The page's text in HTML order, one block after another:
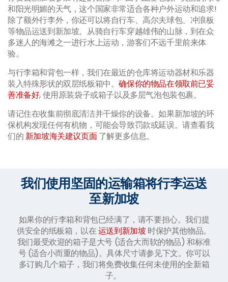
和阳光明媚的天气，这个国家非常适合各种户外运动和追求!
除了额外行李外，你还可以将自行车、高尔夫球包、冲浪板
等物品运送到新加坡。从骑自行车穿越雄伟的山脉，到在众
多迷人的海滩之一进行水上运动，游客们不远千里前来体
验。
与行李箱和背包一样，我们在最近的仓库将运动器材和乐器
装入特殊形状的双层纸板箱中。确保你的物品在领取前已妥
善准备好, 使用原装袋子或箱子以及多层气泡包装包裹。
请记住在收集前彻底清洁并干燥你的设备。如果新加坡的环
保机构发现任何有机物，可能会导致罚款或延误。请查看我
们的新加坡海关建议页面了解更多信息。
我们使用坚固的运输箱将行李运送
至新加坡
如果你的行李箱和背包已经满了，请不要担心。我们提
供安全的纸板箱，以在运送到新加坡 时保护其他物品。
我们最受欢迎的箱子是大号 (适合大而软的物品) 和标准
号 (适合小而重的物品)。具体尺寸请参见下文。你可以
多订购几个箱子，我们将免费收集任何未使用的全新箱
子。